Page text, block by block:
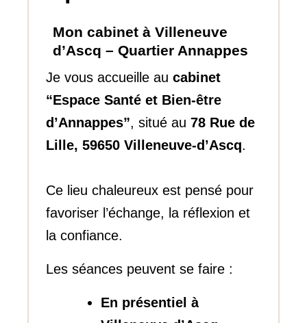
Mon cabinet à Villeneuve
d’Ascq – Quartier Annappes
Je vous accueille aucabinet
“Espace Santé et Bien-être
d’Annappes”, situé au78 Rue de
Lille, 59650 Villeneuve-d’Ascq.
Ce lieu chaleureux est pensé pour
favoriser l’échange, la réflexion et
la confiance.
Les séances peuvent se faire :
En présentiel à